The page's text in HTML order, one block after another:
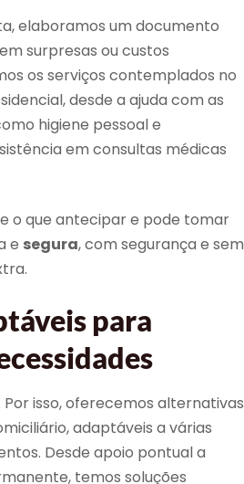
elaboramos um documento
surpresas ou custos
os serviços contemplados no
desde a ajuda com as
higiene pessoal e
em consultas médicas
o que antecipar e pode tomar
e segura, com segurança e sem
para
isso, oferecemos alternativas
adaptáveis a várias
Desde apoio pontual a
temos soluções